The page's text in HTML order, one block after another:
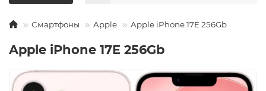
Смартфоны Apple Apple iPhone 17E 256Gb
Apple iPhone 17E 256Gb